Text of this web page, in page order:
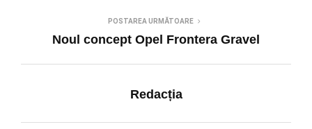
POSTAREA URMĂTOARE
Noul concept Opel Frontera Gravel
Redacția